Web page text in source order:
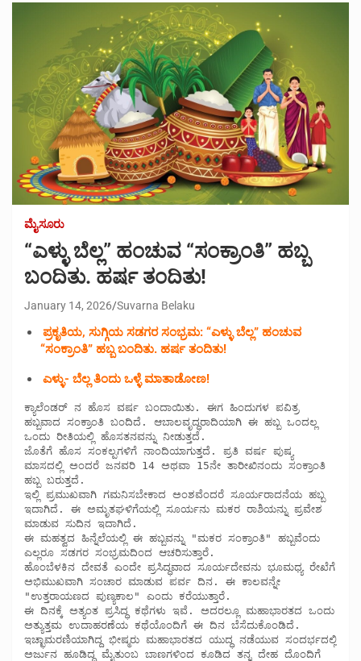
ಮೈಸೂರು
“ಎಳ್ಳು ಬೆಲ್ಲ” ಹಂಚುವ “ಸಂಕ್ರಾಂತಿ” ಹಬ್ಬ
ಬಂದಿತು. ಹರ್ಷ ತಂದಿತು!
January 14, 2026 Suvarna Belaku
ಪ್ರಕೃತಿಯ, ಸುಗ್ಗಿಯ ಸಡಗರ ಸಂಭ್ರಮ: “ಎಳ್ಳು ಬೆಲ್ಲ” ಹಂಚುವ
“ಸಂಕ್ರಾಂತಿ” ಹಬ್ಬ ಬಂದಿತು. ಹರ್ಷ ತಂದಿತು!
ಎಳ್ಳು- ಬೆಲ್ಲ ತಿಂದು ಒಳ್ಳೆ ಮಾತಾಡೋಣ!
ಕ್ಯಾಲೆಂಡರ್ ನ ಹೊಸ ವರ್ಷ ಬಂದಾಯಿತು. ಈಗ ಹಿಂದುಗಳ ಪವಿತ್ರ
ಹಬ್ಬವಾದ ಸಂಕ್ರಾಂತಿ ಬಂದಿದೆ. ಆಬಾಲವೃದ್ಧರಾದಿಯಾಗಿ ಈ ಹಬ್ಬ ಒಂದಲ್ಲ
ಒಂದು ರೀತಿಯಲ್ಲಿ ಹೊಸತನವನ್ನು ನೀಡುತ್ತದೆ.
ಜೊತೆಗೆ ಹೊಸ ಸಂಕಲ್ಪಗಳಿಗೆ ನಾಂದಿಯಾಗುತ್ತದೆ. ಪ್ರತಿ ವರ್ಷ ಪುಷ್ಯ
ಮಾಸದಲ್ಲಿ ಅಂದರೆ ಜನವರಿ 14 ಅಥವಾ 15ನೇ ತಾರೀಖಿನಂದು ಸಂಕ್ರಾಂತಿ
ಹಬ್ಬ ಬರುತ್ತದೆ.
ಇಲ್ಲಿ ಪ್ರಮುಖವಾಗಿ ಗಮನಿಸಬೇಕಾದ ಅಂಶವೆಂದರೆ ಸೂರ್ಯರಾದನೆಯ ಹಬ್ಬ
ಇದಾಗಿದೆ. ಈ ಅಮೃತಘಳಿಗೆಯಲ್ಲಿ ಸೂರ್ಯನು ಮಕರ ರಾಶಿಯನ್ನು ಪ್ರವೇಶ
ಮಾಡುವ ಸುದಿನ ಇದಾಗಿದೆ.
ಈ ಮಹತ್ವದ ಹಿನ್ನೆಲೆಯಲ್ಲಿ ಈ ಹಬ್ಬವನ್ನು "ಮಕರ ಸಂಕ್ರಾಂತಿ" ಹಬ್ಬವೆಂದು
ಎಲ್ಲರೂ ಸಡಗರ ಸಂಭ್ರಮದಿಂದ ಆಚರಿಸುತ್ತಾರೆ.
ಹೊಂಬೆಳಕಿನ ದೇವತೆ ಎಂದೇ ಪ್ರಸಿದ್ಧವಾದ ಸೂರ್ಯದೇವನು ಭೂಮಧ್ಯ ರೇಖೆಗೆ
ಅಭಿಮುಖವಾಗಿ ಸಂಚಾರ ಮಾಡುವ ಪರ್ವ ದಿನ. ಈ ಕಾಲವನ್ನೇ
"ಉತ್ತರಾಯಣದ ಪುಣ್ಯಕಾಲ" ಎಂದು ಕರೆಯುತ್ತಾರೆ.
ಈ ದಿನಕ್ಕೆ ಅತ್ಯಂತ ಪ್ರಸಿದ್ಧ ಕಥೆಗಳು ಇವೆ. ಅದರಲ್ಲೂ ಮಹಾಭಾರತದ ಒಂದು
ಅತ್ಯುತ್ತಮ ಉದಾಹರಣೆಯ ಕಥೆಯೊಂದಿಗೆ ಈ ದಿನ ಬೆಸೆದುಕೊಂಡಿದೆ.
ಇಚ್ಛಾಮರಣಿಯಾಗಿದ್ದ ಭೀಷ್ಮರು ಮಹಾಭಾರತದ ಯುದ್ಧ ನಡೆಯುವ ಸಂದರ್ಭದಲ್ಲಿ
ಅರ್ಜುನ ಹೂಡಿದ್ದ ಮೈತುಂಬ ಬಾಣಗಳಿಂದ ಕೂಡಿದ ತನ್ನ ದೇಹ ದೊಂದಿಗೆ